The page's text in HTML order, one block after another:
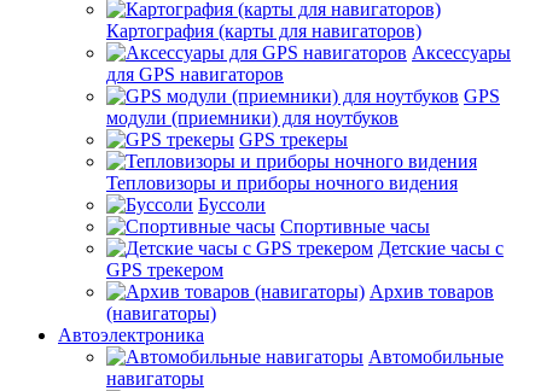
Картография (карты для навигаторов)
Аксессуары
для GPS навигаторов
GPS
модули (приемники) для ноутбуков
GPS трекеры
Тепловизоры и приборы ночного видения
Буссоли
Спортивные часы
Детские часы с
GPS трекером
Архив товаров
(навигаторы)
Автоэлектроника
Автомобильные
навигаторы